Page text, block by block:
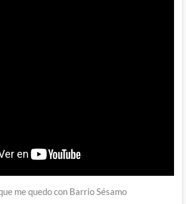
me quedo con Barrio Sésamo